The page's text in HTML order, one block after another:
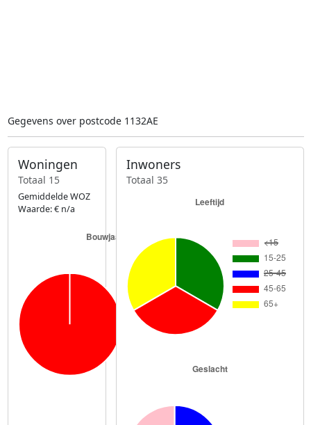
Gegevens over postcode 1132AE
Woningen
Totaal 15
Gemiddelde WOZ
Waarde: € n/a
Inwoners
Totaal 35